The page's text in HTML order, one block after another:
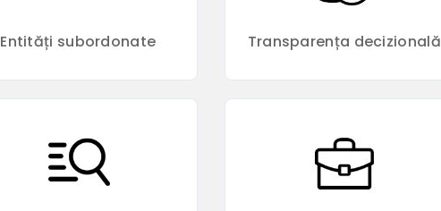
Entități subordonate Transparența decizională